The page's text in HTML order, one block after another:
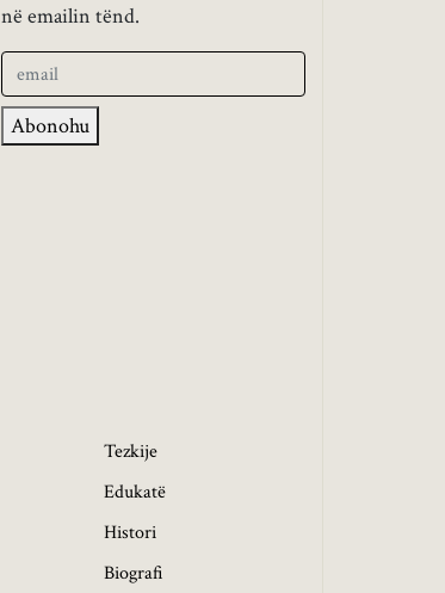
në emailin tënd.
Abonohu
Tezkije
Edukatë
Histori
Biografi